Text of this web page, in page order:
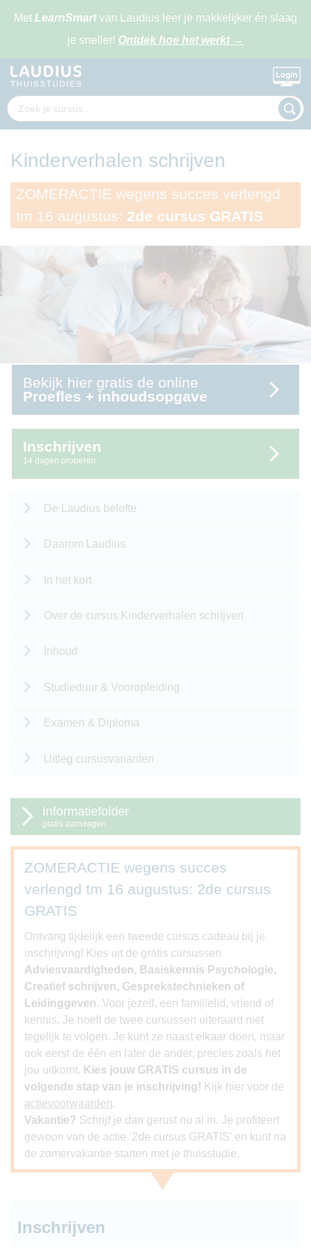
Met LearnSmartvan Laudius leer je makkelijker én slaag
je sneller! Ontdek hoe het werkt →
Kinderverhalen schrijven
ZOMERACTIE wegens succes verlengd
tm 16 augustus: 2de cursus GRATIS
Bekijk hier gratis de online
Proefles + inhoudsopgave
Inschrijven
14 dagen proberen
De Laudius belofte
Daarom Laudius
In het kort
Over de cursus Kinderverhalen schrijven
Inhoud
Studieduur & Vooropleiding
Examen & Diploma
Uitleg cursusvarianten
Informatiefolder
gratis aanvragen
ZOMERACTIE wegens succes
verlengd tm 16 augustus: 2de cursus
GRATIS
Ontvang tijdelijk een tweede cursus cadeau bij je
inschrijving! Kies uit de gratis cursussen
Adviesvaardigheden, Basiskennis Psychologie,
Creatief schrijven, Gesprekstechnieken of
Leidinggeven. Voor jezelf, een familielid, vriend of
kennis. Je hoeft de twee cursussen uiteraard niet
tegelijk te volgen. Je kunt ze naast elkaar doen, maar
ook eerst de één en later de ander, precies zoals het
jou uitkomt. Kies jouw GRATIS cursus in de
volgende stap van je inschrijving! Kijk hier voor de
actievoorwaarden.
Vakantie? Schrijf je dan gerust nu al in. Je profiteert
gewoon van de actie ‘2de cursus GRATIS’ en kunt na
de zomervakantie starten met je thuisstudie.
Inschrijven